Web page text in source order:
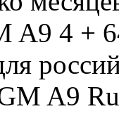
A9 4 +
A9